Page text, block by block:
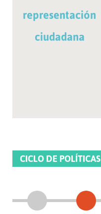
representación
ciudadana
CICLO DE POLÍTICAS